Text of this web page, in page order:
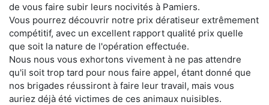
de vous faire subir leurs nocivités à Pamiers.
Vous pourrez découvrir notre prix dératiseur extrêmement
compétitif, avec un excellent rapport qualité prix quelle
que soit la nature de l'opération effectuée.
Nous nous vous exhortons vivement à ne pas attendre
qu'il soit trop tard pour nous faire appel, étant donné que
nos brigades réussiront à faire leur travail, mais vous
auriez déjà été victimes de ces animaux nuisibles.